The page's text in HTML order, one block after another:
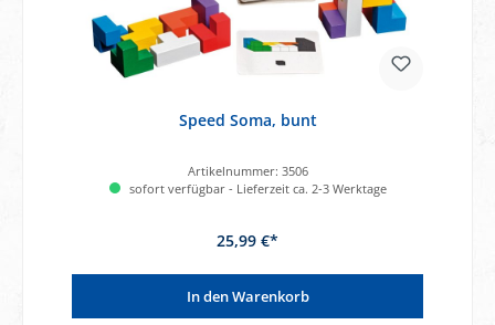
Speed Soma, bunt
Artikelnummer: 3506
sofort verfügbar - Lieferzeit ca. 2-3 Werktage
25,99 €*
In den Warenkorb